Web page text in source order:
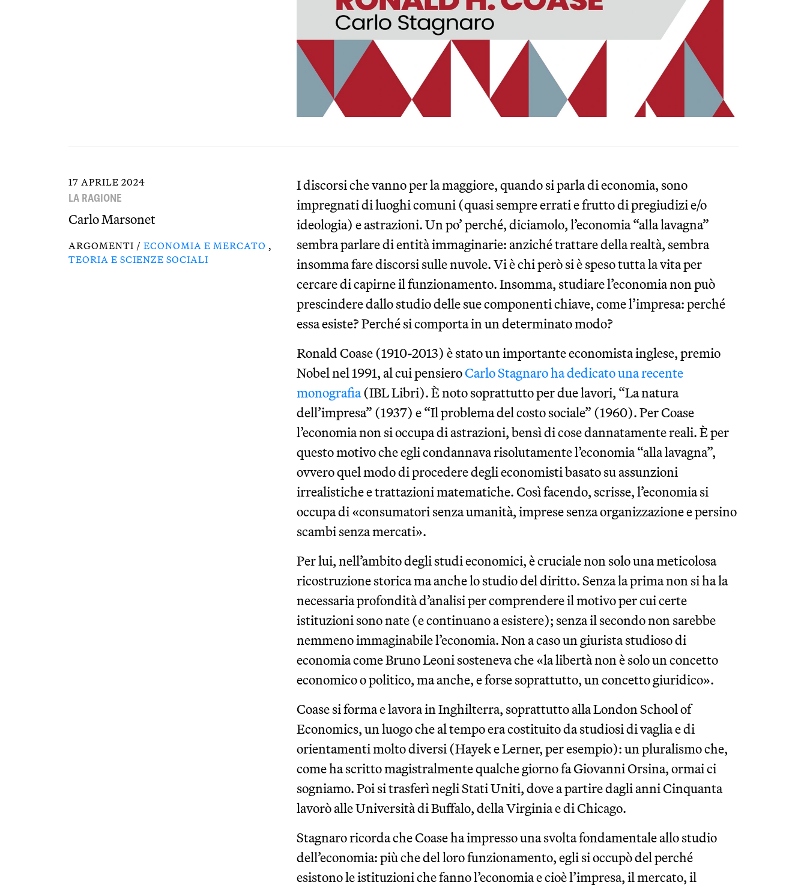
17 APRILE 2024
LA RAGIONE
Carlo Marsonet
ARGOMENTI / ECONOMIA E MERCATO ,
TEORIA E SCIENZE SOCIALI
I discorsi che vanno per la maggiore, quando si parla di economia, sono
impregnati di luoghi comuni (quasi sempre errati e frutto di pregiudizi e/o
ideologia) e astrazioni. Un po’ perché, diciamolo, l’economia “alla lavagna”
sembra parlare di entità immaginarie: anziché trattare della realtà, sembra
insomma fare discorsi sulle nuvole. Vi è chi però si è speso tutta la vita per
cercare di capirne il funzionamento. Insomma, studiare l’economia non può
prescindere dallo studio delle sue componenti chiave, come l’impresa: perché
essa esiste? Perché si comporta in un determinato modo?
Ronald Coase (1910-2013) è stato un importante economista inglese, premio
Nobel nel 1991, al cui pensieroCarlo Stagnaro ha dedicato una recente
monografia(IBL Libri). È noto soprattutto per due lavori, “La natura
dell’impresa” (1937) e “Il problema del costo sociale” (1960). Per Coase
l’economia non si occupa di astrazioni, bensì di cose dannatamente reali. È per
questo motivo che egli condannava risolutamente l’economia “alla lavagna”,
ovvero quel modo di procedere degli economisti basato su assunzioni
irrealistiche e trattazioni matematiche. Così facendo, scrisse, l’economia si
occupa di «consumatori senza umanità, imprese senza organizzazione e persino
scambi senza mercati».
Per lui, nell’ambito degli studi economici, è cruciale non solo una meticolosa
ricostruzione storica ma anche lo studio del diritto. Senza la prima non si ha la
necessaria profondità d’analisi per comprendere il motivo per cui certe
istituzioni sono nate (e continuano a esistere); senza il secondo non sarebbe
nemmeno immaginabile l’economia. Non a caso un giurista studioso di
economia come Bruno Leoni sosteneva che «la libertà non è solo un concetto
economico o politico, ma anche, e forse soprattutto, un concetto giuridico».
Coase si forma e lavora in Inghilterra, soprattutto alla London School of
Economics, un luogo che al tempo era costituito da studiosi di vaglia e di
orientamenti molto diversi (Hayek e Lerner, per esempio): un pluralismo che,
come ha scritto magistralmente qualche giorno fa Giovanni Orsina, ormai ci
sogniamo. Poi si trasferì negli Stati Uniti, dove a partire dagli anni Cinquanta
lavorò alle Università di Buffalo, della Virginia e di Chicago.
Stagnaro ricorda che Coase ha impresso una svolta fondamentale allo studio
dell’economia: più che del loro funzionamento, egli si occupò del perché
esistono le istituzioni che fanno l’economia e cioè l’impresa, il mercato, il